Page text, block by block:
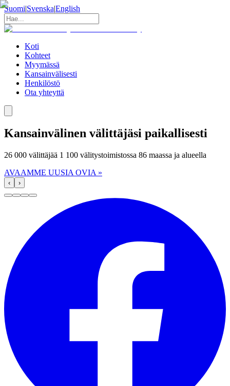
Suomi|Svenska|English
Koti
Kohteet
Myymässä
Kansainvälisesti
Henkilöstö
Ota yhteyttä
Kansainvälinen välittäjäsi paikallisesti
26 000 välittäjää 1 100 välitystoimistossa 86 maassa ja alueella
AVAAMME UUSIA OVIA »
‹ ›